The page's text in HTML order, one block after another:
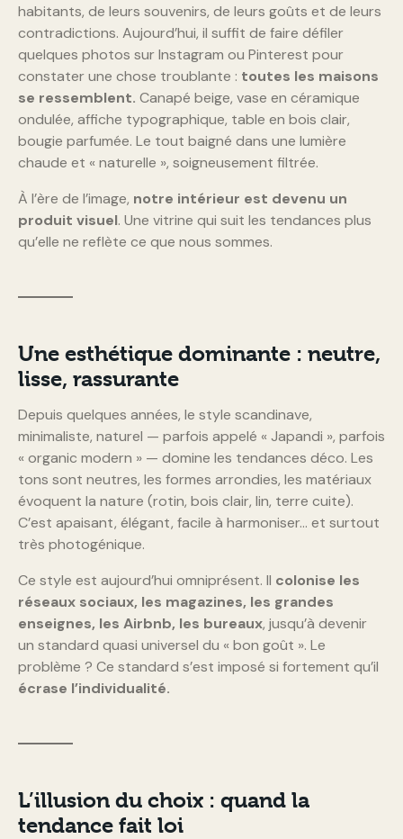
habitants, de leurs souvenirs, de leurs goûts et de leurs
contradictions. Aujourd’hui, il suffit de faire défiler
quelques photos sur Instagram ou Pinterest pour
constater une chose troublante : toutes les maisons
se ressemblent. Canapé beige, vase en céramique
ondulée, affiche typographique, table en bois clair,
bougie parfumée. Le tout baigné dans une lumière
chaude et « naturelle », soigneusement filtrée.
À l’ère de l’image, notre intérieur est devenu un
produit visuel. Une vitrine qui suit les tendances plus
qu’elle ne reflète ce que nous sommes.
Une esthétique dominante : neutre,
lisse, rassurante
Depuis quelques années, le style scandinave,
minimaliste, naturel — parfois appelé « Japandi », parfois
« organic modern » — domine les tendances déco. Les
tons sont neutres, les formes arrondies, les matériaux
évoquent la nature (rotin, bois clair, lin, terre cuite).
C’est apaisant, élégant, facile à harmoniser… et surtout
très photogénique.
Ce style est aujourd’hui omniprésent. Il colonise les
réseaux sociaux, les magazines, les grandes
enseignes, les Airbnb, les bureaux, jusqu’à devenir
un standard quasi universel du « bon goût ». Le
problème ? Ce standard s’est imposé si fortement qu’il
écrase l’individualité.
L’illusion du choix : quand la
tendance fait loi